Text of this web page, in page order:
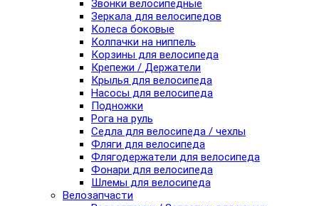
Звонки велосипедные
Зеркала для велосипедов
Колеса боковые
Колпачки на ниппель
Корзины для велосипеда
Крепежи / Держатели
Крылья для велосипеда
Насосы для велосипеда
Подножки
Рога на руль
Седла для велосипеда / чехлы
Фляги для велосипеда
Флягодержатели для велосипеда
Фонари для велосипеда
Шлемы для велосипеда
Велозапчасти